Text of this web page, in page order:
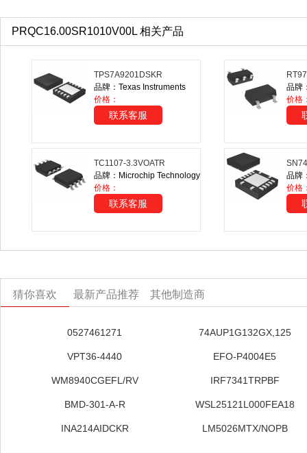
PRQC16.00SR1010V00L 相关产品
TPS7A9201DSKR
品牌：Texas Instruments
价格：
联系客服
品牌
价格
TC1107-3.3VOATR
品牌：Microchip Technology
价格：
联系客服
品牌
价格
猜你喜欢 最新产品推荐 其他制造商
0527461271 74AUP1G132GX,125
VPT36-4440 EFO-P4004E5
WM8940CGEFL/RV IRF7341TRPBF
BMD-301-A-R WSL25121L000FEA18
INA214AIDCKR LM5026MTX/NOPB